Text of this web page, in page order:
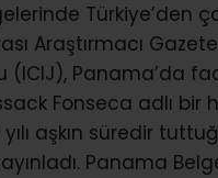
Türkiye’den
Araştırmacı
(ICIJ), Panama’da
Fonseca adlı bir
aşkın süredir
Panama